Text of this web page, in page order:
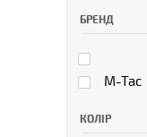
БРЕНД
M-Tac
КОЛІР